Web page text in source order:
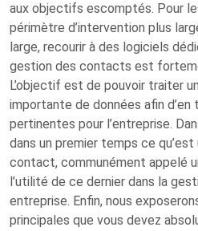
aux objectifs escomptés. Pour
périmètre d’intervention plus
large, recourir à des logiciels
gestion des contacts est
L’objectif est de pouvoir traiter
importante de données afin d’en
pertinentes pour l’entreprise.
dans un premier temps ce
contact, communément appelé
l’utilité de ce dernier dans la
entreprise. Enfin, nous
principales que vous devez